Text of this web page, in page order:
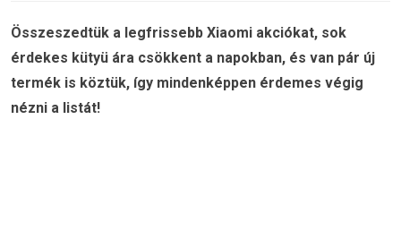
Összeszedtük a legfrissebb Xiaomi akciókat, sok
érdekes kütyü ára csökkent a napokban, és van pár új
termék is köztük, így mindenképpen érdemes végig
nézni a listát!